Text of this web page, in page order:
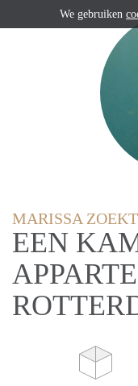
MARISSA
EEN
We gebruiken